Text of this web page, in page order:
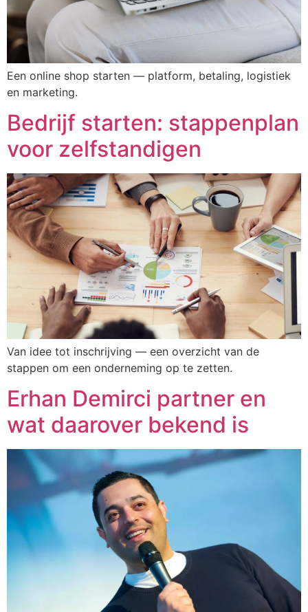
Een online shop starten — platform, betaling, logistiek
en marketing.
Bedrijf starten: stappenplan
voor zelfstandigen
Van idee tot inschrijving — een overzicht van de
stappen om een onderneming op te zetten.
Erhan Demirci partner en
wat daarover bekend is